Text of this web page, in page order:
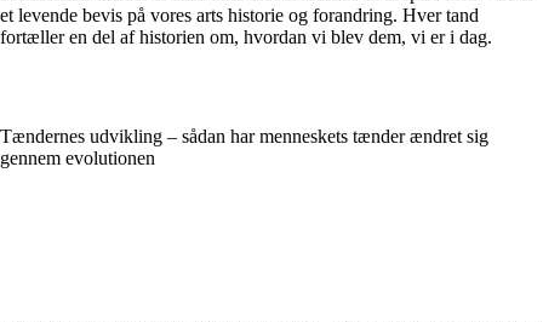
et levende bevis på vores arts historie og forandring. Hver tand
fortæller en del af historien om, hvordan vi blev dem, vi er i dag.
Tændernes udvikling – sådan har menneskets tænder ændret sig
gennem evolutionen